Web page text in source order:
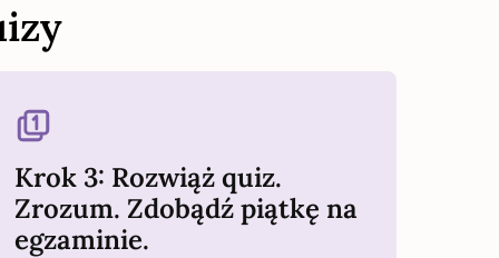
Krok 3: Rozwiąż quiz.
Zrozum. Zdobądź piątkę na
egzaminie.